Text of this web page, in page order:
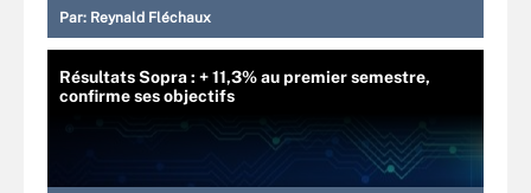
Par: Reynald Fléchaux
Résultats Sopra : + 11,3% au premier semestre,
confirme ses objectifs